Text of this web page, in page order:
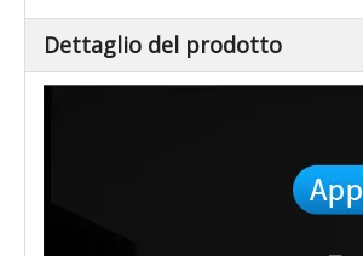
Dettaglio del prodotto